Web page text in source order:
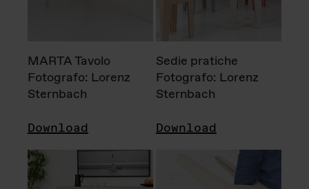
MARTA Tavolo
Fotografo: Lorenz
Sternbach
Download
Sedie pratiche
Fotografo: Lorenz
Sternbach
Download